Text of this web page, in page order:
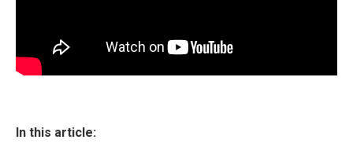
In this article: